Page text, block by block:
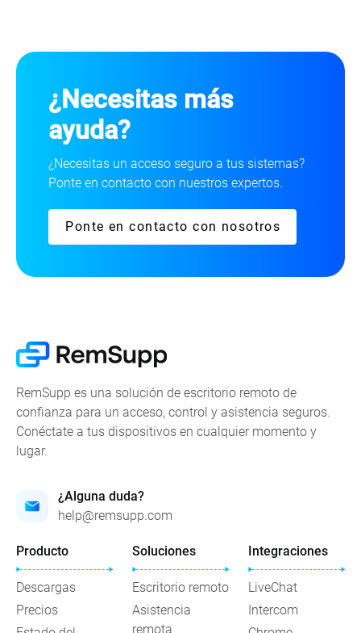
¿Necesitas más
ayuda?
¿Necesitas un acceso seguro a tus sistemas?
Ponte en contacto con nuestros expertos.
Ponte en contacto con nosotros
RemSupp es una solución de escritorio remoto de
confianza para un acceso, control y asistencia seguros.
Conéctate a tus dispositivos en cualquier momento y
lugar.
¿Alguna duda?
help@remsupp.com
Producto
Descargas
Precios
Soluciones
Escritorio remoto
Asistencia
remota
Integraciones
LiveChat
Intercom